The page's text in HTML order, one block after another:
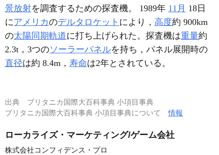
景放射を調査するための探査機。 1989年 11月 18日
にアメリカのデルタロケット により， 高度約 900km
の太陽同期軌道に打ち上げられた。探査機は重量約
2.3t，3つのソーラーパネルを持ち，パネル展開時の
直径は約 8.4m， 寿命は2年とされている。
出典 ブリタニカ国際大百科事典 小項目事典
ブリタニカ国際大百科事典 小項目事典について情報
ローカライズ・マーケティング/ゲーム会社
株式会社コンフィデンス・プロ